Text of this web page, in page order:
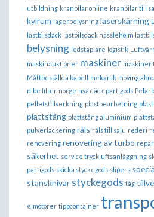
utbildning kranbilar online kranbilar till
kylrum lagerbelysning laserskärning
lastbilsdäck lastbilsdäck hässleholm
belysning ledstaplare logistik
maskinauktioner maskiner maskiner
Måttbeställda kapell mekanik moving
nibe filter norge nya däck partigods
pelletstillverkning plastbearbetning
plattstång plattstång aluminium
pulverlackering räls räls till salu rederi
renovering renovering av turbo
säkerhet service tryckluftsanläggning
partigods skicka styckegods slipers
stansknivar styckegods tåg
elmotorer tippcontainer